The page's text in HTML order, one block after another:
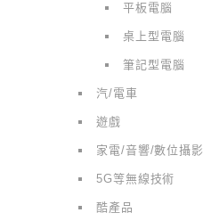
平板電腦
桌上型電腦
筆記型電腦
汽/電車
遊戲
家電/音響/數位攝影
5G等無線技術
酷產品